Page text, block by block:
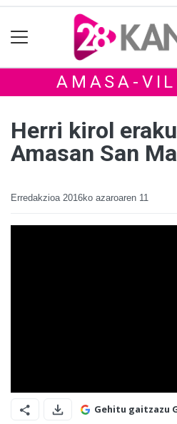
AMASA-
Herri kirol
Amasan San
Erredakzioa 2016ko azaroaren 11
Gehitu gaitzazu